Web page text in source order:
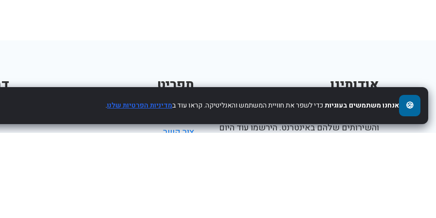
אודותינו
והשירותים שלהם באינטרנט. הירשמו עוד היום
תפריט
צור קשר
🍪 אנחנו משתמשים בעוגיותכדי לשפר את חוויית המשתמש והאנליטיקה. קראו עוד במדיניות הפרטיות שלנו.